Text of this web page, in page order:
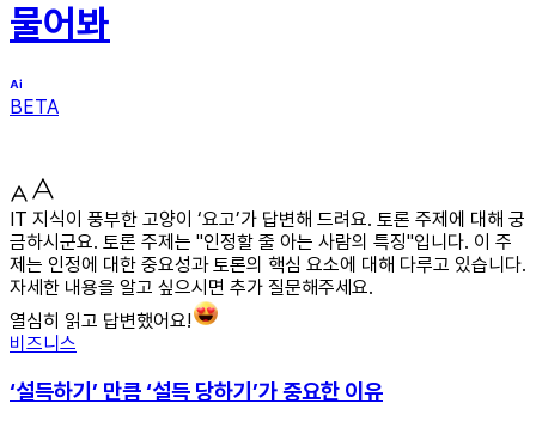
물어봐
BETA
IT 지식이 풍부한 고양이 ‘요고’가 답변해 드려요. 토론 주제에 대해 궁
금하시군요. 토론 주제는 "인정할 줄 아는 사람의 특징"입니다. 이 주
제는 인정에 대한 중요성과 토론의 핵심 요소에 대해 다루고 있습니다.
자세한 내용을 알고 싶으시면 추가 질문해주세요.
열심히 읽고 답변했어요!
비즈니스
‘설득하기’ 만큼 ‘설득 당하기’가 중요한 이유